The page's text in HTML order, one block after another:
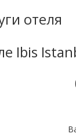
отеля
Ibis